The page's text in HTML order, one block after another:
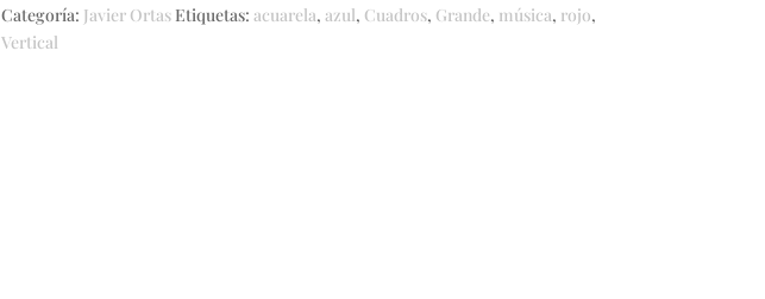
Categoría: Javier Ortas Etiquetas: acuarela, azul, Cuadros, Grande, música, rojo,
Vertical